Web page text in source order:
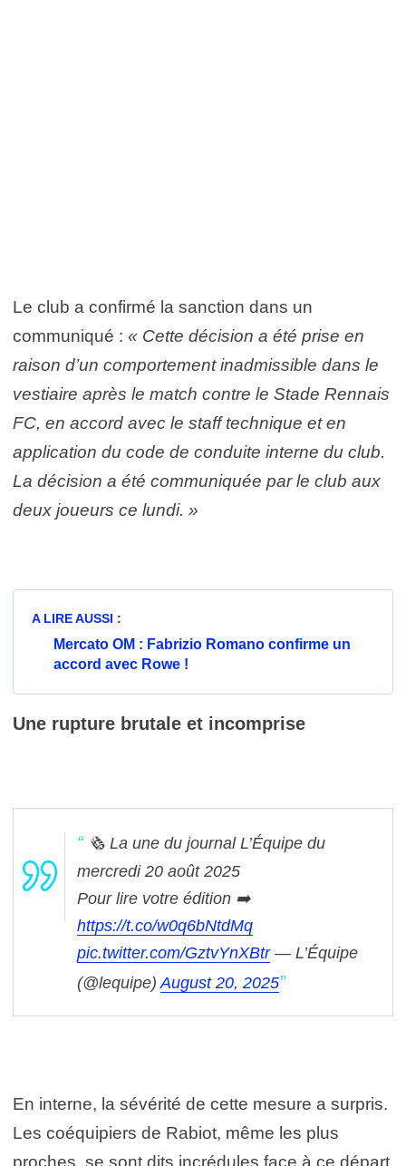
Le club a confirmé la sanction dans un
communiqué : « Cette décision a été prise en
raison d’un comportement inadmissible dans le
vestiaire après le match contre le Stade Rennais
FC, en accord avec le staff technique et en
application du code de conduite interne du club.
La décision a été communiquée par le club aux
deux joueurs ce lundi. »
A LIRE AUSSI :
Mercato OM : Fabrizio Romano confirme un
accord avec Rowe !
Une rupture brutale et incomprise
🗞️ La une du journal L’Équipe du
mercredi 20 août 2025
Pour lire votre édition ➡️
https://t.co/w0q6bNtdMq
pic.twitter.com/GztvYnXBtr — L’Équipe
(@lequipe) August 20, 2025
En interne, la sévérité de cette mesure a surpris.
Les coéquipiers de Rabiot, même les plus
proches, se sont dits incrédules face à ce départ